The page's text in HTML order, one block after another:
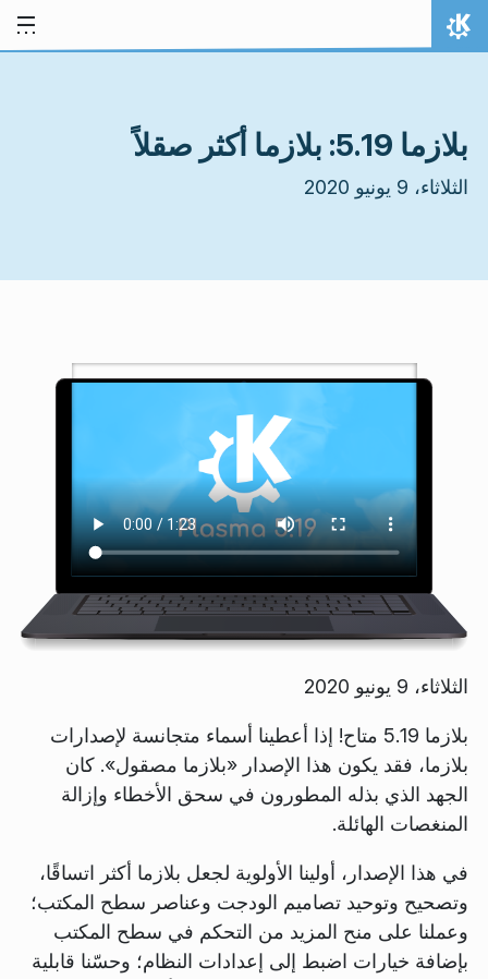
تخط المحتوى
الصفحة الرئيسة
بلازما 5.19: بلازما أكثر صقلاً
الثلاثاء، 9 يونيو 2020
الثلاثاء، 9 يونيو 2020
بلازما 5.19 متاح! إذا أعطينا أسماء متجانسة لإصدارات
بلازما، فقد يكون هذا الإصدار «بلازما مصقول». كان
الجهد الذي بذله المطورون في سحق الأخطاء وإزالة
المنغصات الهائلة.
في هذا الإصدار، أولينا الأولوية لجعل بلازما أكثر اتساقًا،
وتصحيح وتوحيد تصاميم الودجت وعناصر سطح المكتب؛
وعملنا على منح المزيد من التحكم في سطح المكتب
بإضافة خيارات اضبط إلى إعدادات النظام؛ وحسّنا قابلية